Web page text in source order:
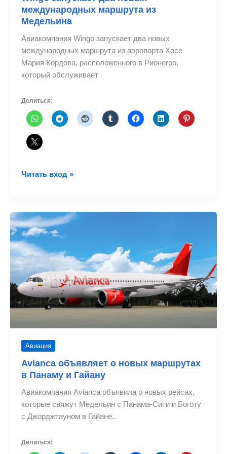
международных маршрута из
Медельина
Авиакомпания Wingo запускает два новых
международных маршрута из аэропорта Хосе
Мария Кордова, расположенного в Рионегро,
который обслуживает
Делиться:
Wingo
новых
международных
маршрута
из
Медельина
Читать вход »
Авиация
Avianca объявляет о новых маршрутах
в Панаму и Гайану
Авиакомпания Avianca объявила о новых рейсах,
которые свяжут Медельин с Панама-Сити и Боготу
с Джорджтауном в Гайане..
Делиться: